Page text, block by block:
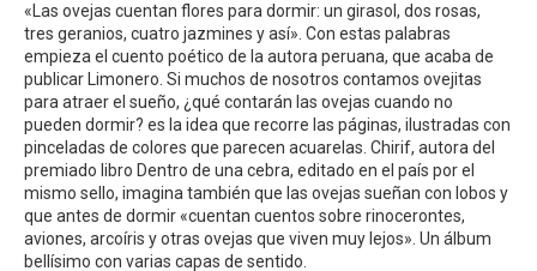
«Las ovejas cuentan flores para dormir: un girasol, dos rosas,
tres geranios, cuatro jazmines y así». Con estas palabras
empieza el cuento poético de la autora peruana, que acaba de
publicar Limonero. Si muchos de nosotros contamos ovejitas
para atraer el sueño, ¿qué contarán las ovejas cuando no
pueden dormir? es la idea que recorre las páginas, ilustradas con
pinceladas de colores que parecen acuarelas. Chirif, autora del
premiado libro Dentro de una cebra, editado en el país por el
mismo sello, imagina también que las ovejas sueñan con lobos y
que antes de dormir «cuentan cuentos sobre rinocerontes,
aviones, arcoíris y otras ovejas que viven muy lejos». Un álbum
bellísimo con varias capas de sentido.